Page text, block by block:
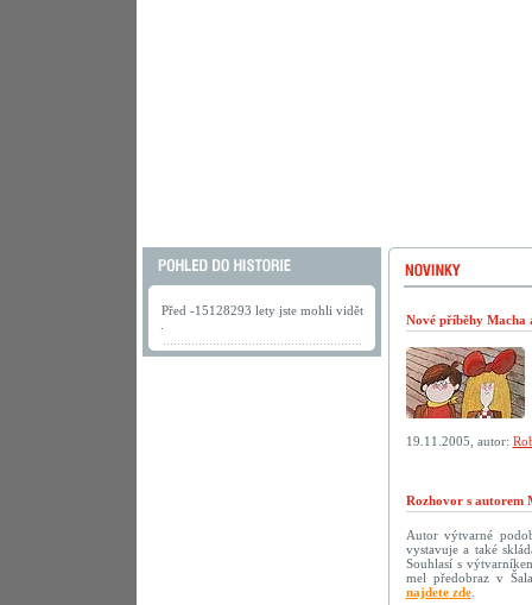
Před -15128293 lety jste mohli vidět
Nové příběhy Macha
19.11.2005, autor:
Rozhovor s autorem
Autor výtvarné
vystavuje a také
Souhlasí s
mel předobraz v
najdete zde.